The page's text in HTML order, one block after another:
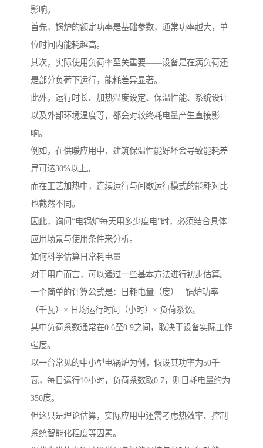
影响。
首先，锅炉的额定功率是基础参数，通常功率越大，单
位时间内能耗越高。
其次，实际使用负荷率至关重要——设备是在满负荷还
是部分负荷下运行，能耗差异显著。
此外，运行时长、加热温度设定、保温性能、系统设计
以及外部环境温度等，都会对较终耗电量产生直接影
响。
例如，在供暖应用中，建筑保温性能好坏会导致能耗差
异可达30%以上。
而在工艺加热中，连续运行与间歇运行模式的能耗对比
也截然不同。
因此，询问“电锅炉每天用多少度电”时，必须结合具体
应用场景与使用条件来分析。
如何科学估算日常耗电量
对于用户而言，可以通过一些基本方法进行初步估算。
一个简单的计算公式是：日耗电量（度）= 锅炉功率
（千瓦）× 日均运行时间（小时）× 负荷系数。
其中负荷系数通常在0.6至0.9之间，取决于设备实际工作
强度。
以一台常见的中小型电锅炉为例，假设其功率为50千
瓦，每日运行10小时，负荷系数取0.7，则日耗电量约为
350度。
但这只是理论估算，实际应用中还需考虑热效率、控制
系统智能化程度等因素。